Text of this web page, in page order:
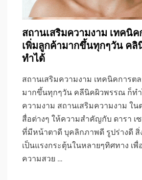
สถานเสริมความงาม เทคนิ
เพิ่มลูกค้ามากขึ้นทุกๆวัน ค
ทำได้
สถานเสริมความงาม เทคนิคการต
มากขึ้นทุกๆวัน คลีนิคผิวพรรณ ก็ทำ
ความงาม สถานเสริมความงาม ใ
สื่อต่างๆ ให้ความสำคัญกับ ดารา เซ
ที่มีหน้าตาดี บุคลิกภาพดี รูปร่างดี สิ่
เป็นแรงกระตุ้นในหลายๆทิศทาง เพื่
ความสวย …